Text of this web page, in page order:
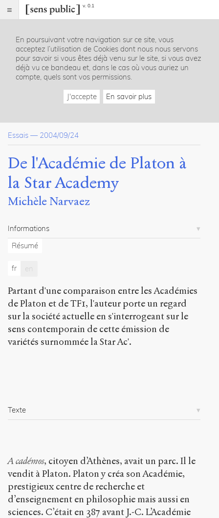
v. 0.1
Index
Article
Citer /
Partager
De
l'Académie
de
Platon
la
Star
Academy
Sens
h
t
/
/
s
n
s
c
.
/
a
t
i
c
En poursuivant votre navigation sur ce site, vous
acceptez l’utilisation de Cookies dont nous nous servons
pour savoir si vous êtes déjà venu sur le site, si vous avez
déjà vu ce bandeau et, dans le cas où vous auriez un
compte, quels sont vos permissions.
J'accepte En savoir plus
Essais — 2004/09/24
De l'Académie de Platon à
la Star Academy
Michèle Narvaez
Informations
Résumé
fr en
Partant d'une comparaison entre les Académies
de Platon et de TF1, l'auteur porte un regard
sur la société actuelle en s'interrogeant sur le
sens contemporain de cette émission de
variétés surnommée la Star Ac'.
Texte
Académos, citoyen d’Athènes, avait un parc. Il le
vendit à Platon. Platon y créa son Académie,
prestigieux centre de recherche et
d’enseignement en philosophie mais aussi en
sciences. C’était en 387 avant J.-C. L’Académie